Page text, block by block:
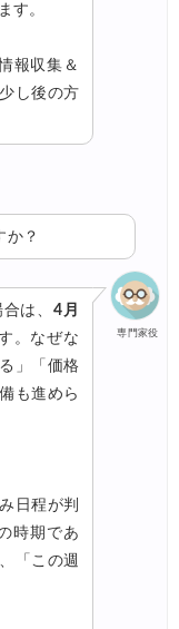
す。
報収集＆
し後の方
か？
専門家役
は、 4月
。なぜな
」「価格
も進めら
日程が判
時期であ
「この週